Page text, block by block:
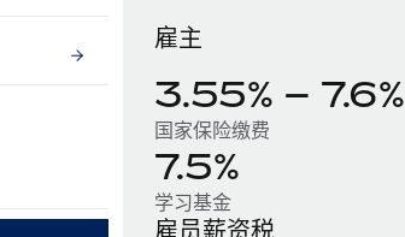
雇主
3.55% – 7.6%
国家保险缴费
7.5%
学习基金
雇员薪资税